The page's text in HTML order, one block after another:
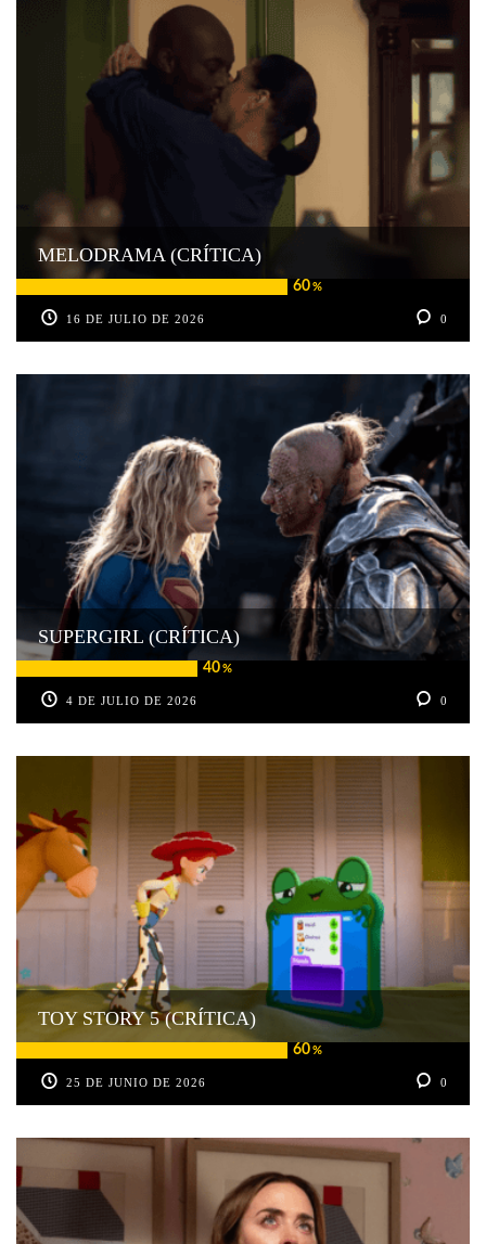
60%
MELODRAMA (CRÍTICA)
16 DE JULIO DE 2026 0
40%
SUPERGIRL (CRÍTICA)
4 DE JULIO DE 2026 0
60%
TOY STORY 5 (CRÍTICA)
25 DE JUNIO DE 2026 0